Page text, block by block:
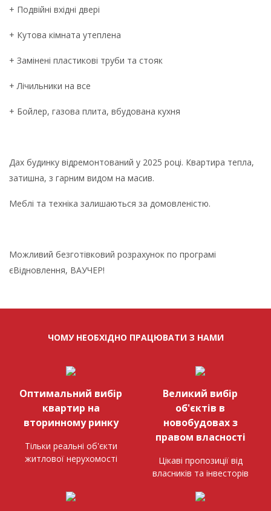
+ Подвійні вхідні двері
+ Кутова кімната утеплена
+ Замінені пластикові труби та стояк
+ Лічильники на все
+ Бойлер, газова плита, вбудована кухня
Дах будинку відремонтований у 2025 році. Квартира тепла,
затишна, з гарним видом на масив.
Меблі та техніка залишаються за домовленістю.
Можливий безготівковий розрахунок по програмі
єВідновлення, ВАУЧЕР!
ЧОМУ НЕОБХІДНО ПРАЦЮВАТИ З НАМИ
Оптимальний вибір
квартир на
вторинному ринку
Тільки реальні об'єкти
житлової нерухомості
Великий вибір
об'єктів в
новобудовах з
правом власності
Цікаві пропозиції від
власників та інвесторів